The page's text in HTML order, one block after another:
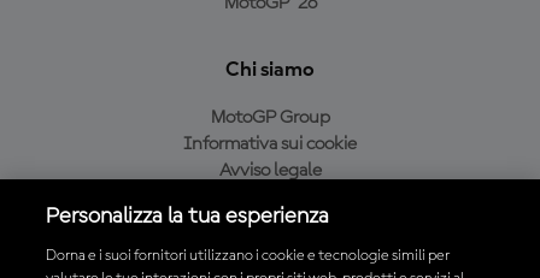
Chi siamo
MotoGP Group
Informativa sui cookie
Avviso legale
Condizioni di acquisto
Personalizza la tua esperienza
Dorna e i suoi fornitori utilizzano i cookie e tecnologie simili per